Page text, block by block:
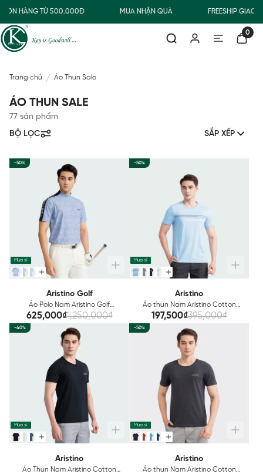
HÀNG TỪ 500.000Đ MUA NHẬN QUÀ FREESHIP GIAO
0
Trang chủ Áo Thun Sale
ÁO THUN SALE
77 sản phẩm
BỘ LỌC
SẮP XẾP
-50%
Mua sỉ
Aristino Golf
Áo Polo Nam Aristino Golf
ATSG01W2
625,000₫1,250,000₫
-50%
Mua sỉ
Aristino
Áo thun Nam Aristino Cotton
Organic ATS012S3
197,500₫395,000₫
-40%
Mua sỉ
Aristino
Áo Thun Nam Aristino Cotton
-50%
Mua sỉ
Aristino
Áo thun Nam Aristino Cotton